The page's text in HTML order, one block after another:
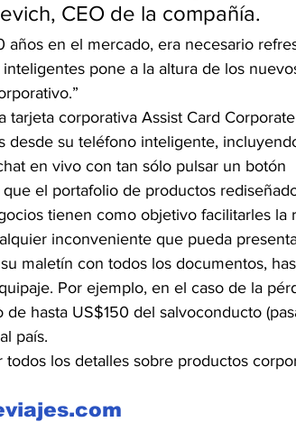
CEO de la compañía.
años en el mercado, era necesario
pone a la altura de los
tarjeta corporativa Assist Card
desde su teléfono inteligente,
en vivo con tan sólo pulsar un botón
el portafolio de productos
tienen como objetivo facilitarles la
inconveniente que pueda
maletín con todos los documentos,
Por ejemplo, en el caso de la
hasta US$150 del salvoconducto
país.
los detalles sobre productos